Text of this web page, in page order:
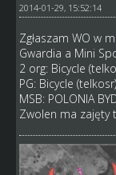
2014-01-29, 15:52:14
Zgłaszam WO w
Gwardia a Mini
2 org: Bicycle
PG: Bicycle
MSB: POLONIA
Zwolen ma zajęty